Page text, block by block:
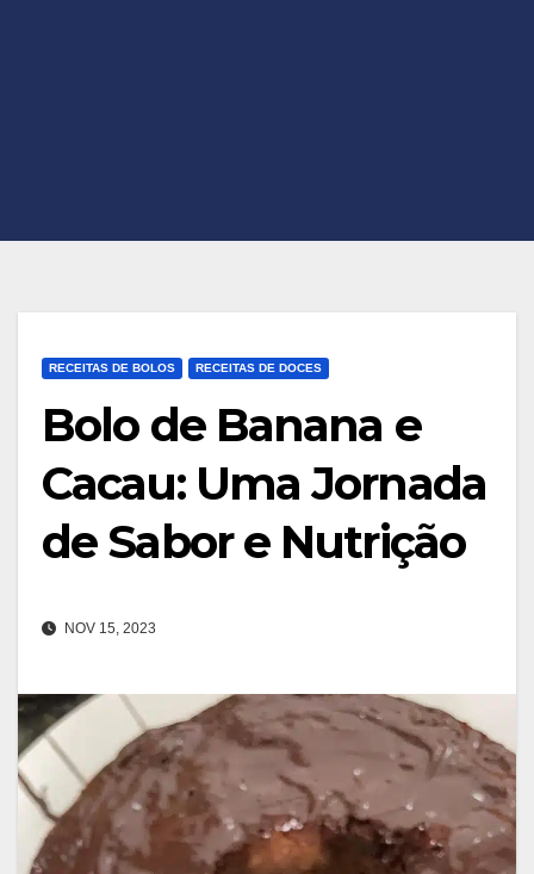
RECEITAS DE BOLOS RECEITAS DE DOCES
Bolo de Banana e
Cacau: Uma Jornada
de Sabor e Nutrição
NOV 15, 2023